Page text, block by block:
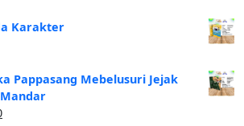
Karakter
Pappasang Mebelusuri Jejak